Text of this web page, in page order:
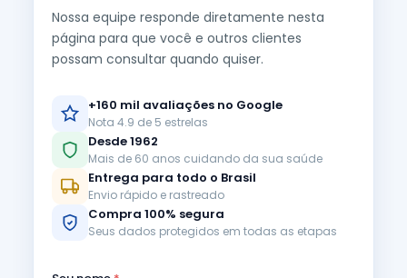
Nossa equipe responde diretamente nesta
página para que você e outros clientes
possam consultar quando quiser.
+160 mil avaliações no Google
Nota 4.9 de 5 estrelas
Desde 1962
Mais de 60 anos cuidando da sua saúde
Entrega para todo o Brasil
Envio rápido e rastreado
Compra 100% segura
Seus dados protegidos em todas as etapas